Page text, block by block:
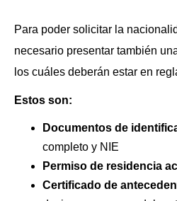
Para poder solicitar la
necesario presentar también
los cuáles deberán estar en
Estos son:
Documentos de
completo y NIE
Permiso de residencia
Certificado de